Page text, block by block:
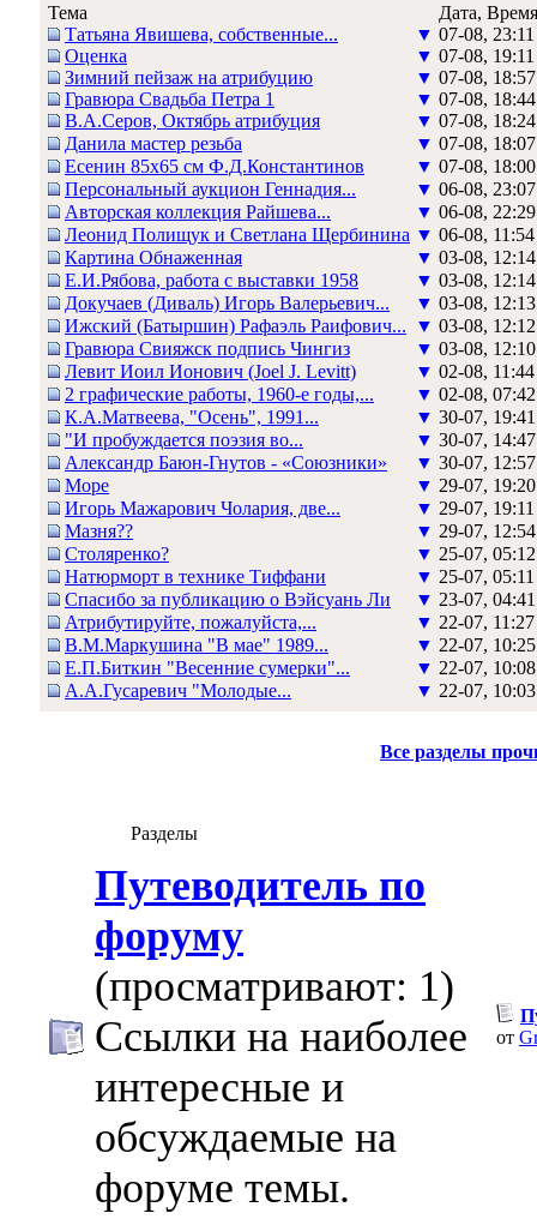
Тема
Дата, Время
Татьяна Явишева, собственные...
▼ 07-08, 23:11
Оценка
▼ 07-08, 19:11
Зимний пейзаж на атрибуцию
▼ 07-08, 18:57
Гравюра Свадьба Петра 1
▼ 07-08, 18:44
В.А.Серов, Октябрь атрибуция
▼ 07-08, 18:24
Данила мастер резьба
▼ 07-08, 18:07
Есенин 85х65 см Ф.Д.Константинов
▼ 07-08, 18:00
Персональный аукцион Геннадия...
▼ 06-08, 23:07
Авторская коллекция Райшева...
▼ 06-08, 22:29
Леонид Полищук и Светлана Щербинина ▼ 06-08, 11:54
Картина Обнаженная
▼ 03-08, 12:14
Е.И.Рябова, работа с выставки 1958
▼ 03-08, 12:14
Докучаев (Диваль) Игорь Валерьевич...
▼ 03-08, 12:13
Ижский (Батыршин) Рафаэль Раифович...
▼ 03-08, 12:12
Гравюра Свияжск подпись Чингиз
▼ 03-08, 12:10
Левит Иоил Ионович (Joel J. Levitt)
▼ 02-08, 11:44
2 графические работы, 1960-е годы,...
▼ 02-08, 07:42
К.А.Матвеева, "Осень", 1991...
▼ 30-07, 19:41
"И пробуждается поэзия во...
▼ 30-07, 14:47
Александр Баюн-Гнутов - «Союзники»
▼ 30-07, 12:57
Море
▼ 29-07, 19:20
Игорь Мажарович Чолария, две...
▼ 29-07, 19:11
Мазня??
▼ 29-07, 12:54
Столяренко?
▼ 25-07, 05:12
Натюрморт в технике Тиффани
▼ 25-07, 05:11
Спасибо за публикацию о Вэйсуань Ли
▼ 23-07, 04:41
Атрибутируйте, пожалуйста,...
▼ 22-07, 11:27
В.М.Маркушина "В мае" 1989...
▼ 22-07, 10:25
Е.П.Биткин "Весенние сумерки"...
▼ 22-07, 10:08
А.А.Гусаревич "Молодые...
▼ 22-07, 10:03
Все разделы
Разделы
Путеводитель по
форуму
(просматривают: 1)
Ссылки на наиболее
интересные и
обсуждаемые на
форуме темы.
от